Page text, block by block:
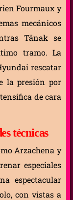
Fourmaux y
mecánicos
Tänak se
tramo. La
rescatar
la presión por
de cara
técnicas
Arzachena y
especiales
espectacular
con vistas a